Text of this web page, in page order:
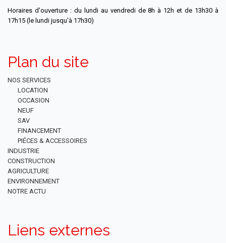
Horaires d'ouverture : du lundi au vendredi de 8h à 12h et de 13h30 à
17h15 (le lundi jusqu'à 17h30)
Plan du site
NOS SERVICES
LOCATION
OCCASION
NEUF
SAV
FINANCEMENT
PIÉCES & ACCESSOIRES
INDUSTRIE
CONSTRUCTION
AGRICULTURE
ENVIRONNEMENT
NOTRE ACTU
Liens externes